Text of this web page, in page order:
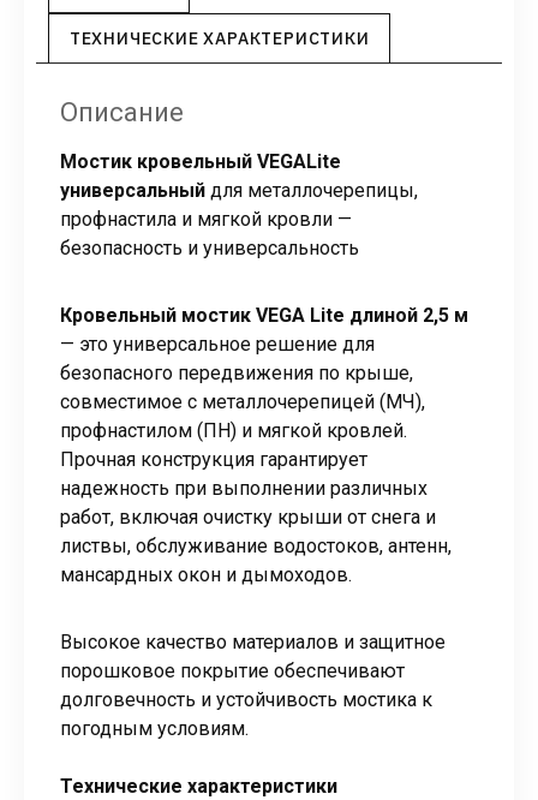
ТЕХНИЧЕСКИЕ ХАРАКТЕРИСТИКИ
Описание
Мостик кровельный VEGALite
универсальный для металлочерепицы,
профнастила и мягкой кровли —
безопасность и универсальность
Кровельный мостик VEGA Lite длиной 2,5 м
— это универсальное решение для
безопасного передвижения по крыше,
совместимое с металлочерепицей (МЧ),
профнастилом (ПН) и мягкой кровлей.
Прочная конструкция гарантирует
надежность при выполнении различных
работ, включая очистку крыши от снега и
листвы, обслуживание водостоков, антенн,
мансардных окон и дымоходов.
Высокое качество материалов и защитное
порошковое покрытие обеспечивают
долговечность и устойчивость мостика к
погодным условиям.
Технические характеристики